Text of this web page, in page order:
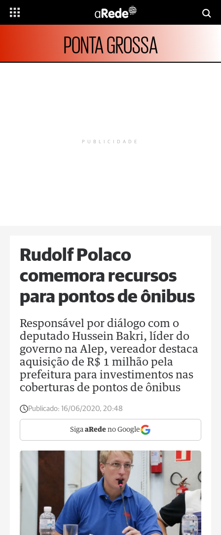
PONTA GROSSA
PUBLICIDADE
Rudolf Polaco
comemora recursos
para pontos de ônibus
Responsável por diálogo com o
deputado Hussein Bakri, líder do
governo na Alep, vereador destaca
aquisição de R$ 1 milhão pela
prefeitura para investimentos nas
coberturas de pontos de ônibus
Publicado: 16/06/2020, 20:48
Siga aRede no Google